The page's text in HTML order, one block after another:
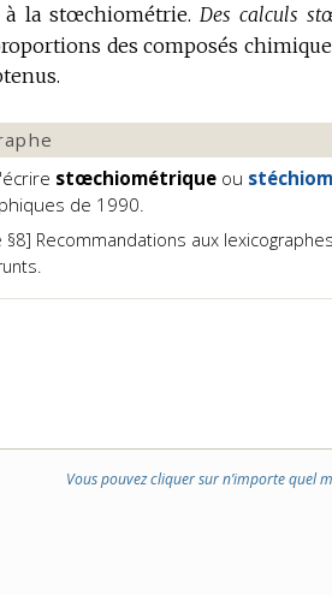
à la stœchiométrie. Des calculs
des composés
stœchiométrique ou
de 1990.
§8] Recommandations aux
Vous pouvez cliquer sur n’importe quel